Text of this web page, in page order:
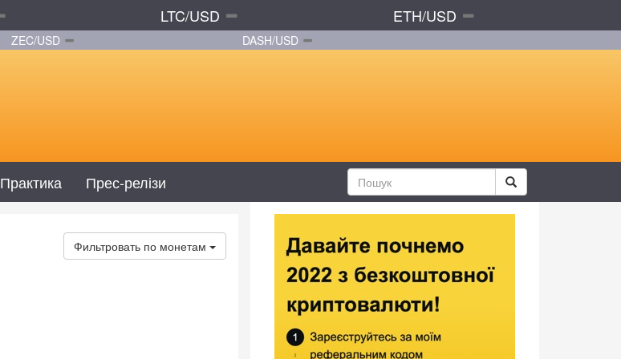
LTC/USD ETH/USD
ZEC/USD DASH/USD
Практика Прес-релізи
Фильтровать по монетам